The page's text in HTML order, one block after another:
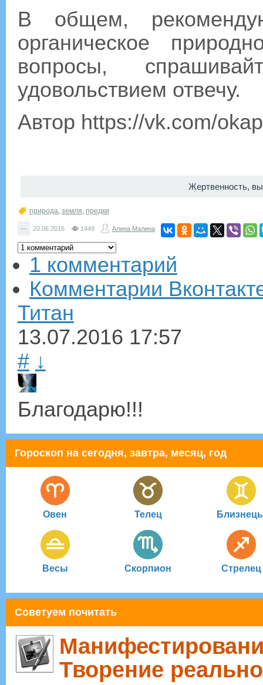
В общем,
органическое
вопросы,
удовольствием отвечу.
Автор https://vk.com/
Жертвенность,
природа, земля, предки
— 20.06.2016 1449 Алина Малина
1 комментарий
Комментарии
Титан
13.07.2016 17:57
# ↓
Благодарю!!!
Гороскоп на сегодня, завтра, месяц, год
Овен Телец
Весы Скорпион Стрелец
Советуем почитать
Творение